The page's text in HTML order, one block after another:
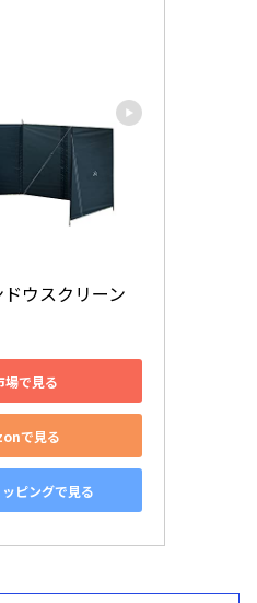
ウスクリーン
場で見る
で見る
ピングで見る